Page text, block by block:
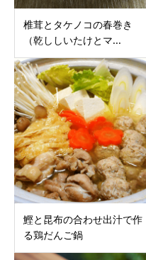
椎茸とタケノコの春巻き
（乾ししいたけとマ...
鰹と昆布の合わせ出汁で作
る鶏だんご鍋